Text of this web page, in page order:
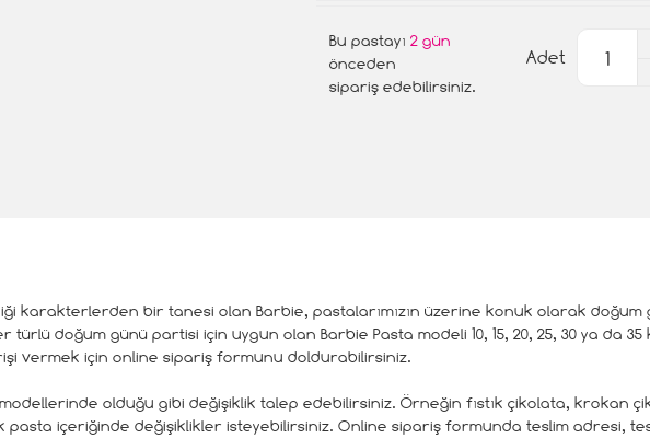
Bu pastayı 2 gün
önceden
sipariş edebilirsiniz.
Adet
karakterlerden bir tanesi olan Barbie, pastalarımızın üzerine konuk olarak
doğum günü partisi için uygun olan Barbie Pasta modeli 10, 15, 20, 25, 30 ya da 35
vermek için online sipariş formunu doldurabilirsiniz.
olduğu gibi değişiklik talep edebilirsiniz. Örneğin fıstık çikolata, krokan
pasta içeriğinde değişiklikler isteyebilirsiniz. Online sipariş formunda teslim adresi,